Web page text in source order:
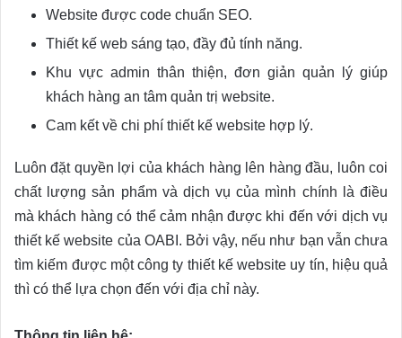
Website được code chuẩn SEO.
Thiết kế web sáng tạo, đầy đủ tính năng.
Khu vực admin thân thiện, đơn giản quản lý giúp
khách hàng an tâm quản trị website.
Cam kết về chi phí thiết kế website hợp lý.
Luôn đặt quyền lợi của khách hàng lên hàng đầu, luôn coi
chất lượng sản phẩm và dịch vụ của mình chính là điều
mà khách hàng có thể cảm nhận được khi đến với dịch vụ
thiết kế website của OABI. Bởi vậy, nếu như bạn vẫn chưa
tìm kiếm được một công ty thiết kế website uy tín, hiệu quả
thì có thể lựa chọn đến với địa chỉ này.